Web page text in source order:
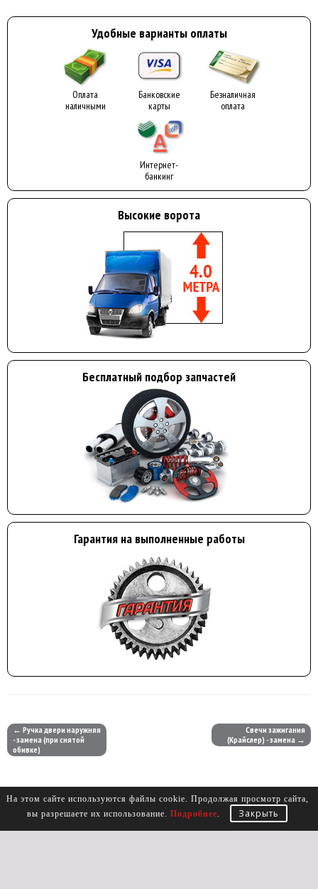
Удобные варианты оплаты
Оплата
наличными
Банковские
карты
Безналичная
оплата
Интернет-
банкинг
Высокие ворота
Бесплатный подбор запчастей
Гарантия на выполненные работы
← Ручка двери наружняя
- замена (при снятой
обивке)
Свечи зажигания
(Крайслер) - замена →
На этом сайте используются файлы cookie. Продолжая просмотр сайта,
вы разрешаете их использование. Подробнее. Закрыть